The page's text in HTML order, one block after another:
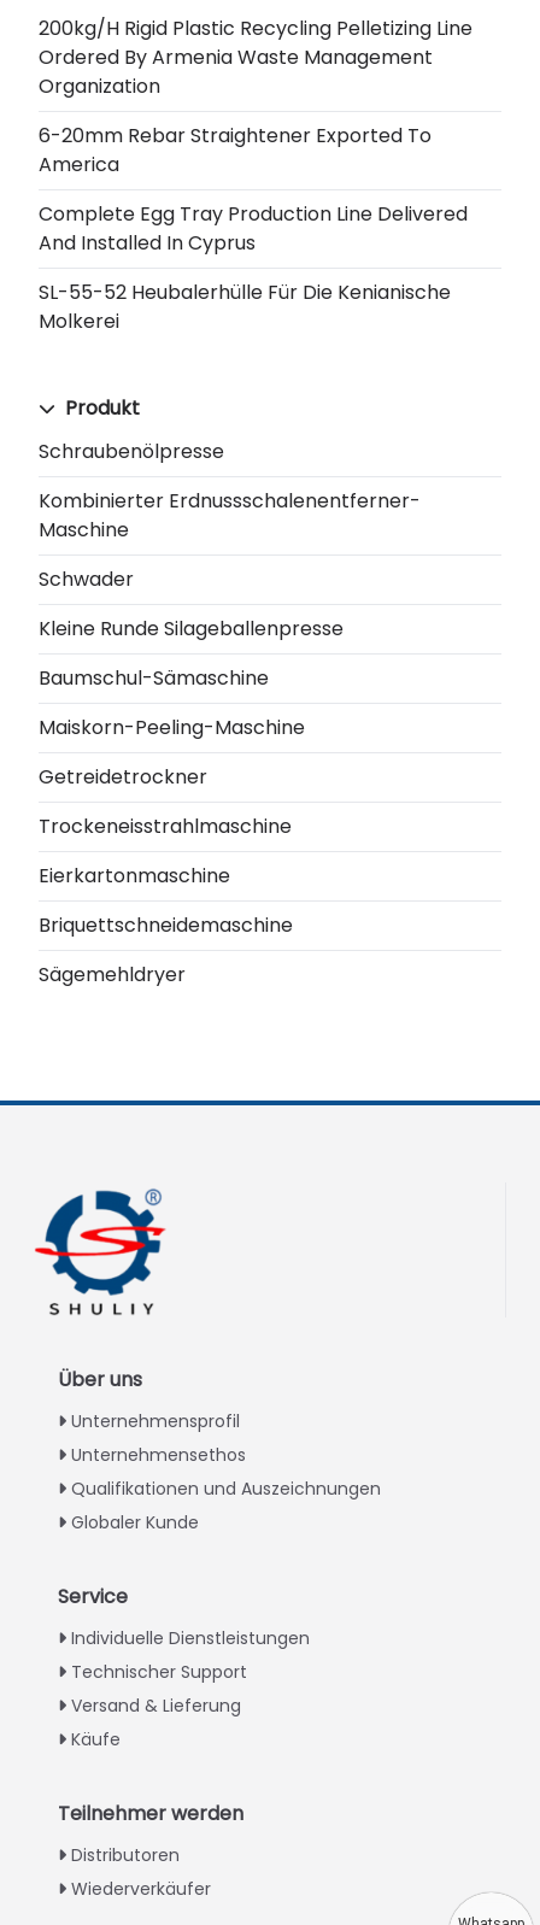
200kg/h Rigid Plastic Recycling Pelletizing Line
Ordered By Armenia Waste Management
Organization
6-20mm Rebar Straightener Exported To
America
Complete Egg Tray Production Line Delivered
And Installed In Cyprus
SL-55-52 Heubalerhülle Für Die Kenianische
Molkerei
Produkt
Schraubenölpresse
Kombinierter Erdnussschalenentferner-
Maschine
Schwader
Kleine Runde Silageballenpresse
Baumschul-Sämaschine
Maiskorn-Peeling-Maschine
Getreidetrockner
Trockeneisstrahlmaschine
Eierkartonmaschine
Briquettschneidemaschine
Sägemehldryer
Über uns
Unternehmensprofil
Unternehmensethos
Qualifikationen und Auszeichnungen
Globaler Kunde
Service
Individuelle Dienstleistungen
Technischer Support
Versand & Lieferung
Käufe
Teilnehmer werden
Distributoren
Wiederverkäufer
Urdu
Greek
Italian